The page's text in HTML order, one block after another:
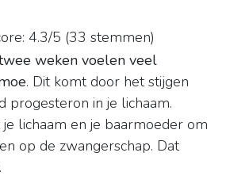
4.3/5 (33 stemmen)
weken voelen veel
. Dit komt door het stijgen
progesteron in je lichaam.
lichaam en je baarmoeder om
op de zwangerschap. Dat